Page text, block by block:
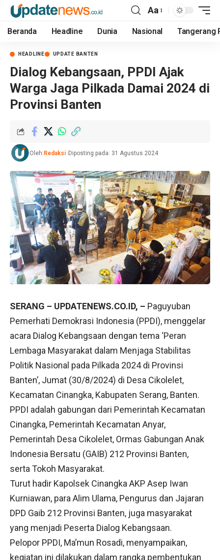
Aa
Beranda Headline Dunia Nasional Tangerang
HEADLINE UPDATE BANTEN
Dialog Kebangsaan, PPDI Ajak
Warga Jaga Pilkada Damai 2024 di
Provinsi Banten
Oleh: Redaksi Diposting pada: 31 Agustus 2024
SERANG – UPDATENEWS.CO.ID, – Paguyuban
Pemerhati Demokrasi Indonesia (PPDI), menggelar
acara Dialog Kebangsaan dengan tema ‘Peran
Lembaga Masyarakat dalam Menjaga Stabilitas
Politik Nasional pada Pilkada 2024 di Provinsi
Banten’, Jumat (30/8/2024) di Desa Cikolelet,
Kecamatan Cinangka, Kabupaten Serang, Banten.
PPDI adalah gabungan dari Pemerintah Kecamatan
Cinangka, Pemerintah Kecamatan Anyar,
Pemerintah Desa Cikolelet, Ormas Gabungan Anak
Indonesia Bersatu (GAIB) 212 Provinsi Banten,
serta Tokoh Masyarakat.
Turut hadir Kapolsek Cinangka AKP Asep Iwan
Kurniawan, para Alim Ulama, Pengurus dan Jajaran
DPD Gaib 212 Provinsi Banten, juga masyarakat
yang menjadi Peserta Dialog Kebangsaan.
Pelopor PPDI, Ma’mun Rosadi, menyampaikan,
kegiatan ini dilakukan dalam rangka pembentukan